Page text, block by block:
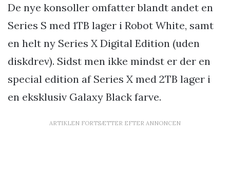
De nye konsoller omfatter blandt andet en
Series S med 1TB lager i Robot White, samt
en helt ny Series X Digital Edition (uden
diskdrev). Sidst men ikke mindst er der en
special edition af Series X med 2TB lager i
en eksklusiv Galaxy Black farve.
ARTIKLEN FORTSÆTTER EFTER ANNONCEN